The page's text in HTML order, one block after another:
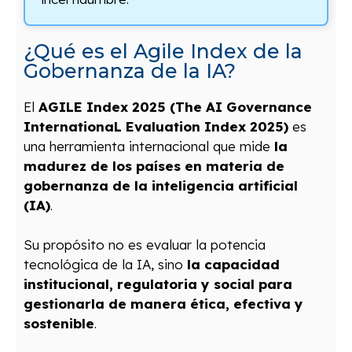
¿Qué es el Agile Index de la
Gobernanza de la IA?
El AGILE Index 2025 (The AI Governance
InternationaL Evaluation Index 2025) es
una herramienta internacional que mide la
madurez de los países en materia de
gobernanza de la inteligencia artificial
(IA).
Su propósito no es evaluar la potencia
tecnológica de la IA, sino la capacidad
institucional, regulatoria y social para
gestionarla de manera ética, efectiva y
sostenible.